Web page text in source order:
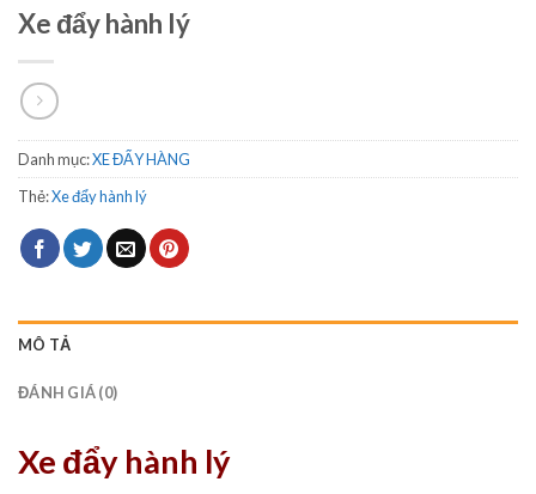
Xe đẩy hành lý
Danh mục:XE ĐẨY HÀNG
Thẻ:Xe đẩy hành lý
MÔ TẢ
ĐÁNH GIÁ (0)
Xe đẩy hành lý